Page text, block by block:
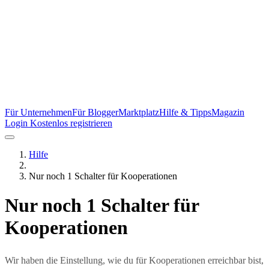
Für UnternehmenFür BloggerMarktplatzHilfe & TippsMagazin
Login Kostenlos registrieren
Hilfe
Nur noch 1 Schalter für Kooperationen
Nur noch 1 Schalter für
Kooperationen
Wir haben die Einstellung, wie du für Kooperationen erreichbar bist,